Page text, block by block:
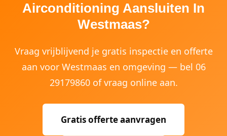
Airconditioning Aansluiten In
Westmaas?
Vraag vrijblijvend je gratis inspectie en offerte
aan voor Westmaas en omgeving — bel 06
29179860 of vraag online aan.
Gratis offerte aanvragen